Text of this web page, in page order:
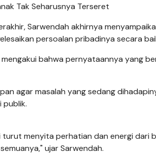
Tak Seharusnya Terseret
Sarwendah akhirnya
persoalan pribadinya secara
bahwa pernyataannya yang
agar masalah yang sedang
publik.
turut menyita perhatian dan energi dari
ujar Sarwendah.